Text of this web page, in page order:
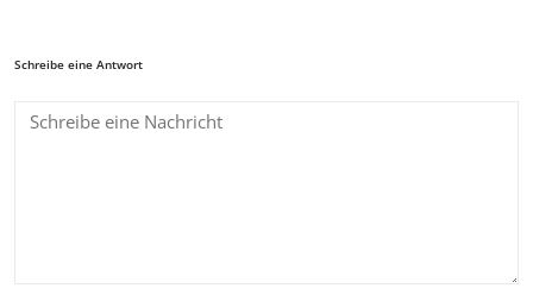
Schreibe eine Antwort